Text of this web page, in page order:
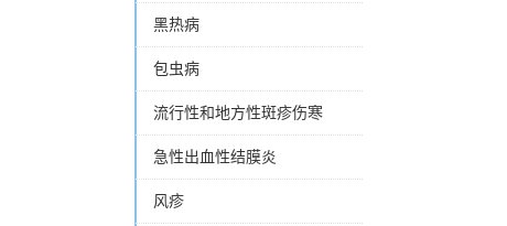
黑热病
包虫病
流行性和地方性斑疹伤寒
急性出血性结膜炎
风疹